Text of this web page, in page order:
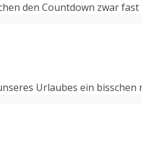
den Countdown zwar
Urlaubes ein bisschen